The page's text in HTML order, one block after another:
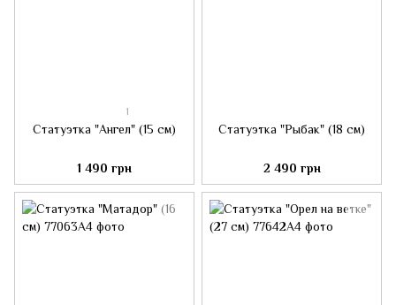
1
Статуэтка "Ангел" (15 см)
1 490 грн
Статуэтка "Рыбак" (18 см)
2 490 грн